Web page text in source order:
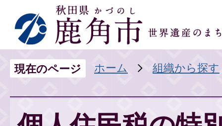
現在のページ ホーム 組織から探す